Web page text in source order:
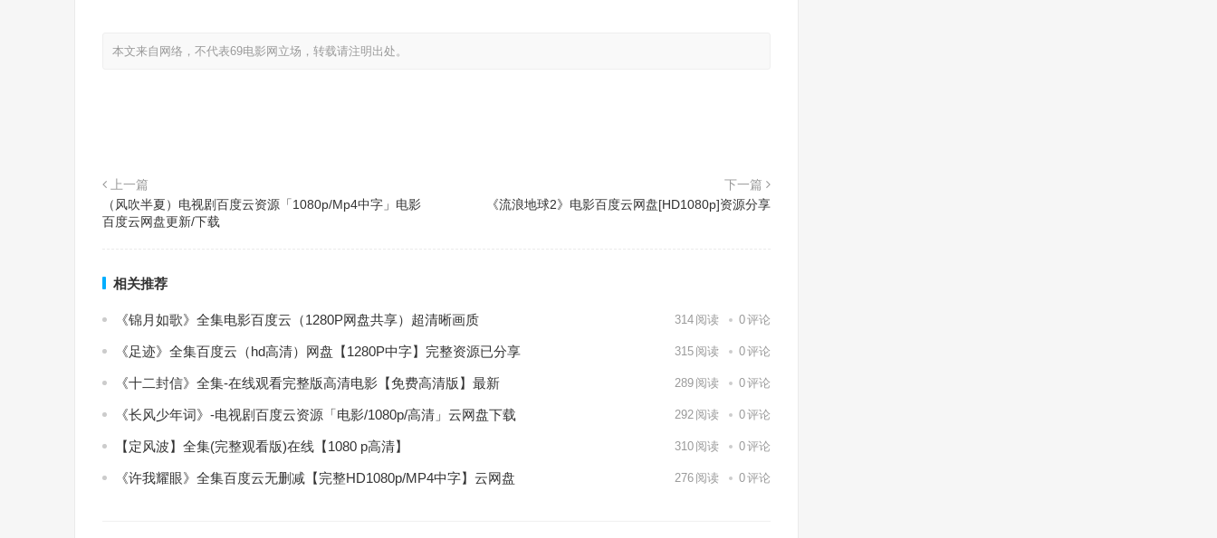
本文来自网络，不代表69电影网立场，转载请注明出处。
上一篇
（风吹半夏）电视剧百度云资源「1080p/Mp4中字」电影
百度云网盘更新/下载
下一篇
《流浪地球2》电影百度云网盘[HD1080p]资源分享
相关推荐
《锦月如歌》全集电影百度云（1280P网盘共享）超清晰画质 314 阅读 0评论
《足迹》全集百度云（hd高清）网盘【1280P中字】完整资源已分享 315 阅读 0评论
《十二封信》全集-在线观看完整版高清电影【免费高清版】最新 289 阅读 0评论
《长风少年词》-电视剧百度云资源「电影/1080p/高清」云网盘下载 292 阅读 0评论
【定风波】全集(完整观看版)在线【1080 p高清】 310 阅读 0评论
《许我耀眼》全集百度云无删减【完整HD1080p/MP4中字】云网盘 276 阅读 0评论